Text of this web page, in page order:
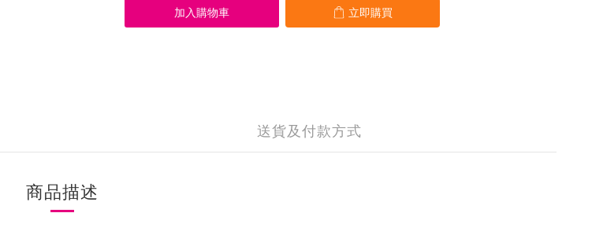
加入購物車 立即購買
送貨及付款方式
商品描述